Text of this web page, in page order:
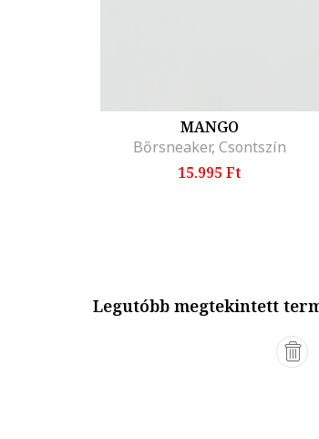
MANGO
Bőrsneaker, Csontszín
15.995 Ft
Legutóbb megtekintett